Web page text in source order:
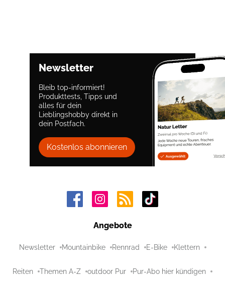
Newsletter
Bleib top-informiert!
Produkttests, Tipps und
alles für dein
Lieblingshobby direkt in
dein Postfach.
Kostenlos abonnieren
Angebote
Newsletter Mountainbike Rennrad E-Bike Klettern
Reiten Themen A-Z outdoor Pur Pur-Abo hier kündigen